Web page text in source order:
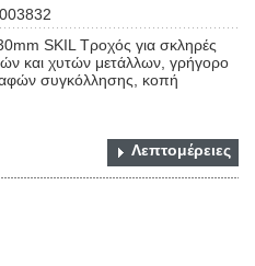
SKIL Τροχός για σκληρές
και χυτών μετάλλων, γρήγορο
συγκόλλησης, κοπή
Λεπτομέρειες